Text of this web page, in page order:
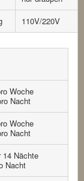
110V/220V
Woche
Nacht
Woche
Nacht
Nächte
Nacht